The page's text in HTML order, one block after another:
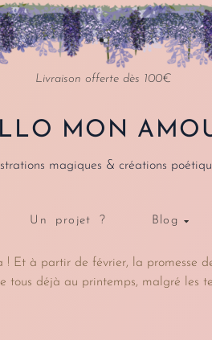
Livraison offerte dès 100€
MON
magiques & créations
Un projet ? Blog
à partir de février, la promesse
tous déjà au printemps, malgré les